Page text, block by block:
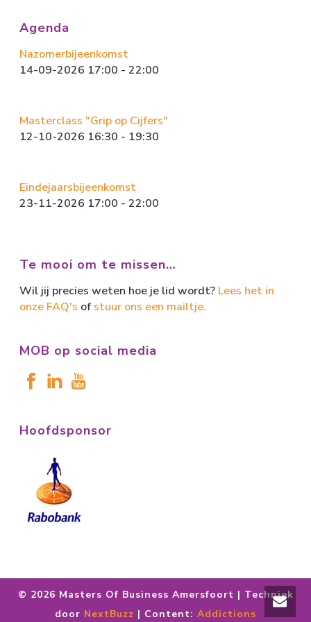
ok
n
Agenda
Nazomerbijeenkomst
14-09-2026 17:00 - 22:00
Masterclass "Grip op Cijfers"
12-10-2026 16:30 - 19:30
Eindejaarsbijeenkomst
23-11-2026 17:00 - 22:00
Te mooi om te missen…
Wil jij precies weten hoe je lid wordt? Lees het in
onze FAQ's of stuur ons een mailtje.
MOB op social media
Hoofdsponsor
© 2026 Masters Of Business Amersfoort | Techniek
door NextBuzz | Content: Addictions